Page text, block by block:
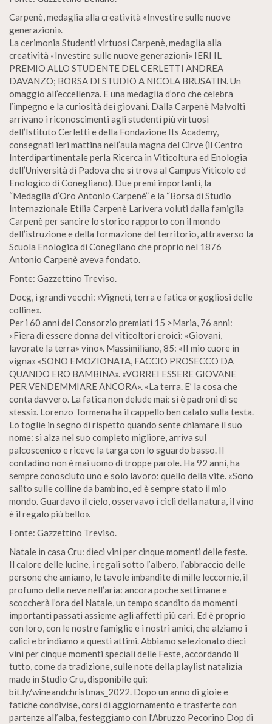
Carpenè, medaglia alla creatività «Investire sulle nuove
generazioni».
La cerimonia Studenti virtuosi Carpenè, medaglia alla
creatività «Investire sulle nuove generazioni» IERI IL
PREMIO ALLO STUDENTE DEL CERLETTI ANDREA
DAVANZO; BORSA DI STUDIO A NICOLA BRUSATIN. Un
omaggio all’eccellenza. E una medaglia d’oro che celebra
l’impegno e la curiosità dei giovani. Dalla Carpenè Malvolti
arrivano i riconoscimenti agli studenti più virtuosi
dell’Istituto Cerletti e della Fondazione Its Academy,
consegnati ieri mattina nell’aula magna del Cirve (il Centro
Interdipartimentale perla Ricerca in Viticoltura ed Enologia
dell’Università di Padova che si trova al Campus Viticolo ed
Enologico di Conegliano). Due premi importanti, la
“Medaglia d’Oro Antonio Carpenè” e la “Borsa di Studio
Internazionale Etilia Carpenè Larivera voluti dalla famiglia
Carpenè per sancire lo storico rapporto con il mondo
dell’istruzione e della formazione del territorio, attraverso la
Scuola Enologica di Conegliano che proprio nel 1876
Antonio Carpenè aveva fondato.
Fonte: Gazzettino Treviso.
Docg, i grandi vecchi: «Vigneti, terra e fatica orgogliosi delle
colline».
Per i 60 anni del Consorzio premiati 15 >Maria, 76 anni:
«Fiera di essere donna del viticoltori eroici: «Giovani,
lavorate la terra» vino». Massimiliano, 85: «II mio cuore in
vigna» «SONO EMOZIONATA, FACCIO PROSECCO DA
QUANDO ERO BAMBINA». «VORREI ESSERE GIOVANE
PER VENDEMMIARE ANCORA». «La terra. E’ la cosa che
conta davvero. La fatica non delude mai: si è padroni di se
stessi». Lorenzo Tormena ha il cappello ben calato sulla testa.
Lo toglie in segno di rispetto quando sente chiamare il suo
nome: si alza nel suo completo migliore, arriva sul
palcoscenico e riceve la targa con lo sguardo basso. Il
contadino non è mai uomo di troppe parole. Ha 92 anni, ha
sempre conosciuto uno e solo lavoro: quello della vite. «Sono
salito sulle colline da bambino, ed è sempre stato il mio
mondo. Guardavo il cielo, osservavo i cicli della natura, il vino
è il regalo più bello».
Fonte: Gazzettino Treviso.
Natale in casa Cru: dieci vini per cinque momenti delle feste.
Il calore delle lucine, i regali sotto l’albero, l’abbraccio delle
persone che amiamo, le tavole imbandite di mille leccornie, il
profumo della neve nell’aria: ancora poche settimane e
scoccherà l’ora del Natale, un tempo scandito da momenti
importanti passati assieme agli affetti più cari. Ed è proprio
con loro, con le nostre famiglie e i nostri amici, che alziamo i
calici e brindiamo a questi attimi. Abbiamo selezionato dieci
vini per cinque momenti speciali delle Feste, accordando il
tutto, come da tradizione, sulle note della playlist natalizia
made in Studio Cru, disponibile qui:
bit.ly/wineandchristmas_2022. Dopo un anno di gioie e
fatiche condivise, corsi di aggiornamento e trasferte con
partenze all’alba, festeggiamo con l’Abruzzo Pecorino Dop di